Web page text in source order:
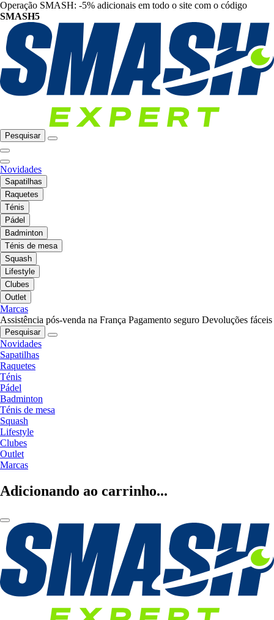
Operação SMASH: -5% adicionais em todo o site com o código
SMASH5
Pesquisar
Novidades
Sapatilhas
Raquetes
Ténis
Pádel
Badminton
Ténis de mesa
Squash
Lifestyle
Clubes
Outlet
Marcas
Assistência pós-venda na França Pagamento seguro Devoluções fáceis
Pesquisar
Novidades
Sapatilhas
Raquetes
Ténis
Pádel
Badminton
Ténis de mesa
Squash
Lifestyle
Clubes
Outlet
Marcas
Adicionando ao carrinho...